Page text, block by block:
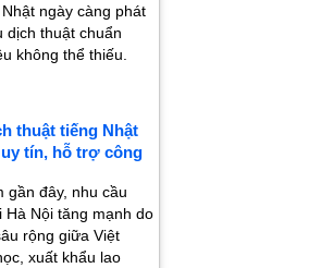
ngày càng phát
dịch thuật chuẩn
không thể thiếu.
thuật tiếng Nhật
tín, hỗ trợ công
gần đây, nhu cầu
Hà Nội tăng mạnh do
rộng giữa Việt
xuất khẩu lao